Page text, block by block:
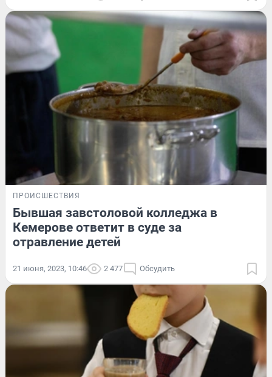
ПРОИСШЕСТВИЯ
Бывшая завстоловой колледжа в
Кемерове ответит в суде за
отравление детей
21 июня, 2023, 10:46 2 477 Обсудить